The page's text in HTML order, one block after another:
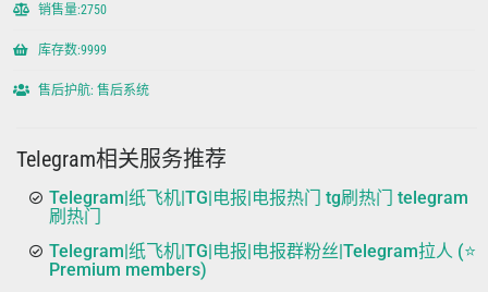
销售量:2750
库存数:9999
售后护航: 售后系统
Telegram相关服务推荐
Telegram|纸飞机|TG|电报|电报热门 tg刷热门 telegram
刷热门
Telegram|纸飞机|TG|电报|电报群粉丝|Telegram拉人 (⭐
Premium members)